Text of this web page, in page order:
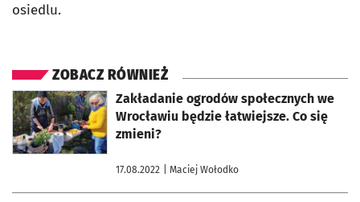
osiedlu.
ZOBACZ RÓWNIEŻ
Zakładanie ogrodów społecznych we
Wrocławiu będzie łatwiejsze. Co się
zmieni?
17.08.2022 | Maciej Wołodko
otworzy się w nowej karcie